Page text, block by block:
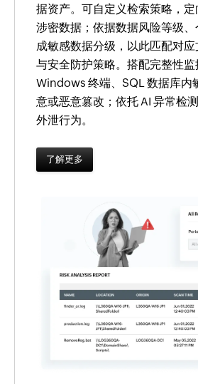
据资产。可自定义检索策略，
涉密数据；依据数据风险等级
成敏感数据分级，以此匹配对
与安全防护策略。搭配完整性
Windows 终端、SQL 数据库内
意或恶意篡改；依托 AI 异常检
外泄行为。
了解更多